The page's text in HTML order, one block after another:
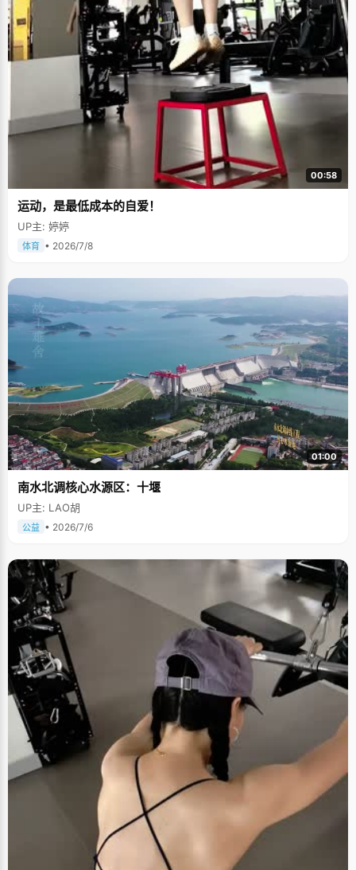
00:58
运动，是最低成本的自爱！
UP主: 婷婷
体育 • 2026/7/8
01:00
南水北调核心水源区：十堰
UP主: LAO胡
公益 • 2026/7/6